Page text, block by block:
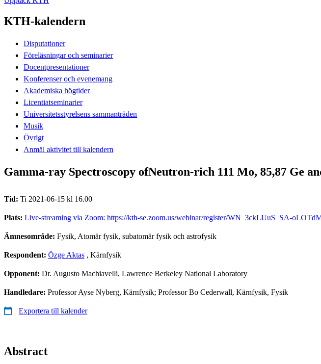
KTH-kalendern
Disputationer
Föreläsningar och seminarier
Docentpresentationer
Konferenser och evenemang
Akademiska högtider
Licentiatseminarier
Universitetsstyrelsens sammanträden
Musik
Övrigt
Anmäl aktivitet till kalendern
Gamma-ray Spectroscopy ofNeutron-rich 111 Mo, 85,87 Ge
Tid: Ti 2021-06-15 kl 16.00
Plats: Live-streaming via Zoom: https://kth-se.zoom.us/webinar/register/WN_3ckLUuS_SA-
Ämnesområde: Fysik, Atomär fysik, subatomär fysik och astrofysik
Respondent: Özge Aktas , Kärnfysik
Opponent: Dr. Augusto Machiavelli, Lawrence Berkeley National Laboratory
Handledare: Professor Ayse Nyberg, Kärnfysik; Professor Bo Cederwall, Kärnfysik, Fysik
Exportera till kalender
Abstract